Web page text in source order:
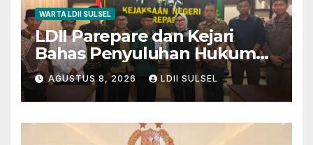
WARTA LDII SULSEL
LDII Parepare dan Kejari
Bahas Penyuluhan Hukum
untuk Warga dan Masyarakat
AGUSTUS 8, 2026 LDII SULSEL